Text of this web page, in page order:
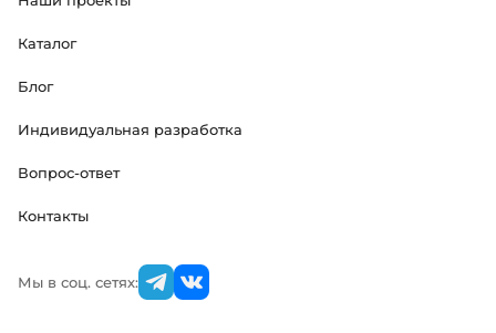
Каталог
Блог
Индивидуальная разработка
Вопрос-ответ
Контакты
Мы в соц. сетях: